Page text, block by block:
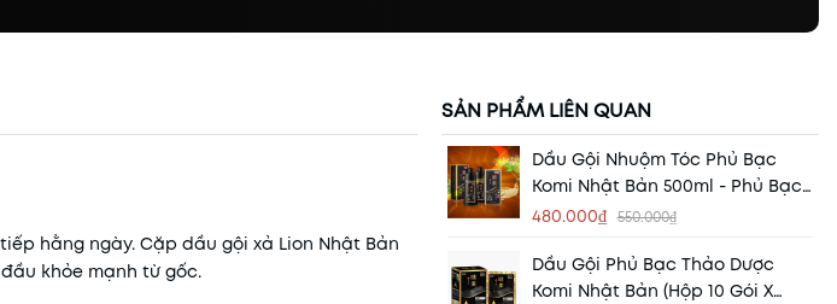
hằng ngày. Cặp dầu gội xả Lion Nhật Bản
khỏe mạnh từ gốc.
SẢN PHẨM LIÊN QUAN
Dầu Gội Nhuộm Tóc Phủ Bạc
Komi Nhật Bản 500ml - Phủ Bạc
Nhanh, Dưỡng Tóc Mềm Mượt
480.000₫ 550.000₫
Dầu Gội Phủ Bạc Thảo Dược
Komi Nhật Bản (Hộp 10 Gói X